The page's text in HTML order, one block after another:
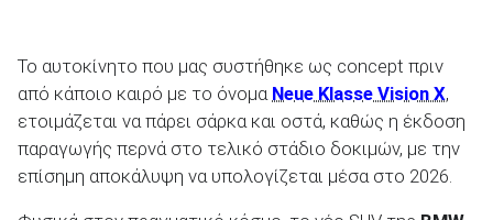
Καινούρια
Το αυτοκίνητο που μας συστήθηκε ως concept πριν
από κάποιο καιρό με το όνομα Neue Klasse Vision X,
ετοιμάζεται να πάρει σάρκα και οστά, καθώς η έκδοση
παραγωγής περνά στο τελικό στάδιο δοκιμών, με την
επίσημη αποκάλυψη να υπολογίζεται μέσα στο 2026.